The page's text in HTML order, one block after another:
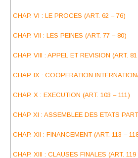
CHAP. VI : LE PROCES (ART. 62 – 76)
CHAP. VII : LES PEINES (ART. 77 – 80)
CHAP. VIII : APPEL ET REVISION (ART.
CHAP. IX : COOPERATION
CHAP. X : EXECUTION (ART. 103 – 111)
CHAP XI : ASSEMBLEE DES ETATS
CHAP. XII : FINANCEMENT (ART. 113 –
CHAP. XIII : CLAUSES FINALES (ART. 119